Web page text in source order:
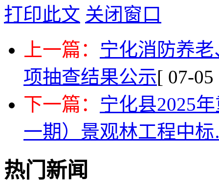
打印此文 关闭窗口
上一篇： 宁化消防养
项抽查结果公示[ 07-05
下一篇： 宁化县2025
一期）景观林工程中
热门新闻